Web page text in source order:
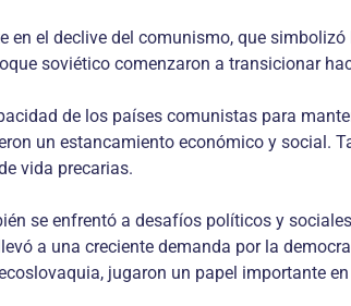
en el declive del comunismo, que
soviético comenzaron a transicionar
de los países comunistas para
un estancamiento económico y social.
vida precarias.
se enfrentó a desafíos políticos y
a una creciente demanda por la
jugaron un papel importante